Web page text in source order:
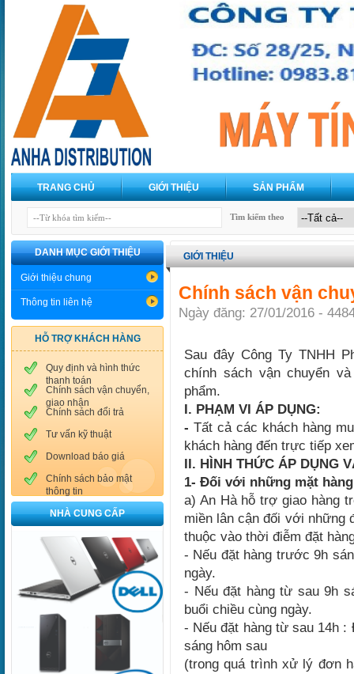
TRANG CHỦ GIỚI THIỆU SẢN PHẨM
Tìm kiếm theo
DANH MỤC GIỚI THIỆU
Giới thiệu chung
Thông tin liên hệ
HỖ TRỢ KHÁCH HÀNG
Quy định và hình thức
thanh toán
Chính sách vận chuyển,
giao nhận
Chính sách đổi trả
Tư vấn kỹ thuật
Download báo giá
Chính sách bảo mật
thông tin
NHÀ CUNG CẤP
GIỚI THIỆU
Chính sách vận
Ngày đăng: 27/01/2016 -
Sau đây Công Ty TNHH
chính sách vận chuyển
phẩm.
I. PHẠM VI ÁP DỤNG:
-Tất cả các khách hàng
khách hàng đến trực tiếp
II. HÌNH THỨC ÁP DỤNG
1- Đối với những mặt
a) An Hà hỗ trợ giao hàng
miền lân cận đối với những
thuộc vào thời điễm đặt
- Nếu đặt hàng trước 9h
ngày.
- Nếu đặt hàng từ sau 9h
buổi chiều cùng ngày.
- Nếu đặt hàng từ sau 14h
sáng hôm sau
(trong quá trình xử lý đơn